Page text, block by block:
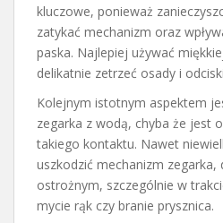
kluczowe, ponieważ
zatykać mechanizm oraz
paska. Najlepiej używać
delikatnie zetrzeć osady i
Kolejnym istotnym aspektem
zegarka z wodą, chyba że jest
takiego kontaktu. Nawet
uszkodzić mechanizm
ostrożnym, szczególnie w
mycie rąk czy branie prysznica.